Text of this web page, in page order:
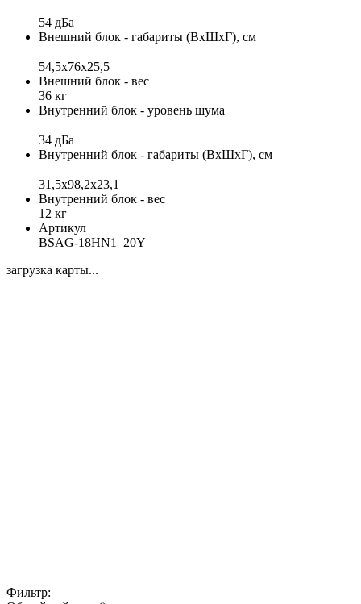
54 дБа
Внешний блок - габариты (ВхШхГ), см
54,5х76х25,5
Внешний блок - вес
36 кг
Внутренний блок - уровень шума
34 дБа
Внутренний блок - габариты (ВхШхГ), см
31,5x98,2x23,1
Внутренний блок - вес
12 кг
Артикул
BSAG-18HN1_20Y
загрузка карты...
Фильтр: